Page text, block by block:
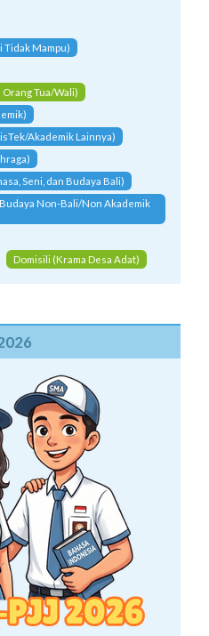
Tidak Mampu)
Tua/Wali)
Akademik Lainnya)
Seni, dan Budaya Bali)
Non-Bali/Non Akademik
Domisili (Krama Desa Adat)